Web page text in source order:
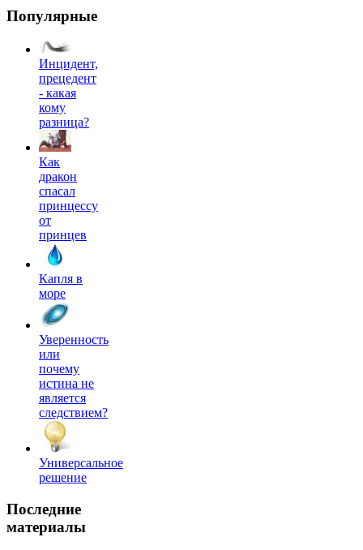
Популярные
Инцидент,
прецедент
- какая
кому
разница?
Как
дракон
спасал
принцессу
от
принцев
Капля в
море
Уверенность
или
почему
истина не
является
следствием?
Универсальное
решение
Последние
материалы